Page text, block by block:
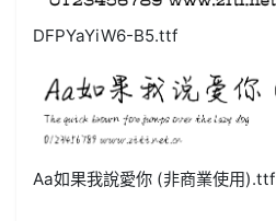
DFPYaYiW6-B5.ttf
Aa如果我說愛你 (非商業使用).ttf